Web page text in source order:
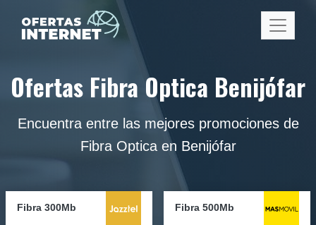
Ofertas Fibra Optica Benijófar
Encuentra entre las mejores promociones de
Fibra Optica en Benijófar
Fibra 300Mb Fibra 500Mb